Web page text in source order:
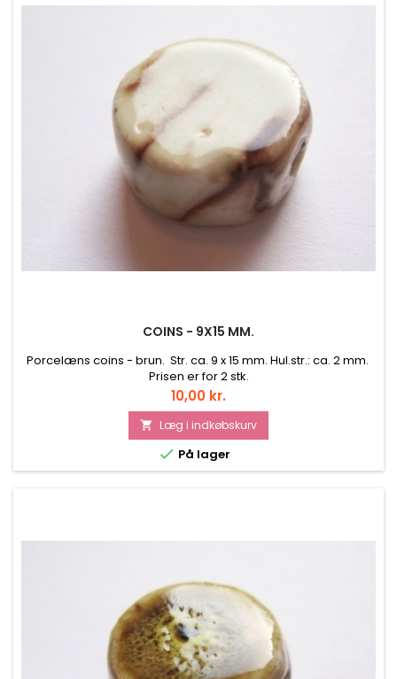
COINS - 9X15 MM.
Porcelæns coins - brun. Str. ca. 9 x 15 mm. Hul.str.: ca. 2 mm.
Prisen er for 2 stk.
Pris
10,00 kr.
 Læg i indkøbskurv
 På lager